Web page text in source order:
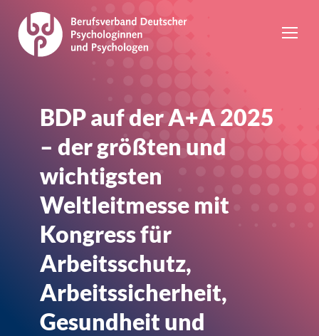
BDP auf der A+A 2025
– der größten und
wichtigsten
Weltleitmesse mit
Kongress für
Arbeitsschutz,
Arbeitssicherheit,
Gesundheit und